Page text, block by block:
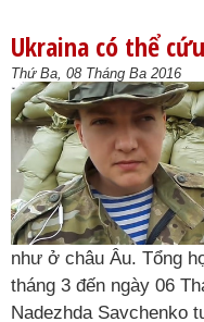
Ukraina có thể
Thứ Ba, 08 Tháng Ba 2016
như ở châu Âu. Tổng
tháng 3 đến ngày 06
Nadezhda Savchenko